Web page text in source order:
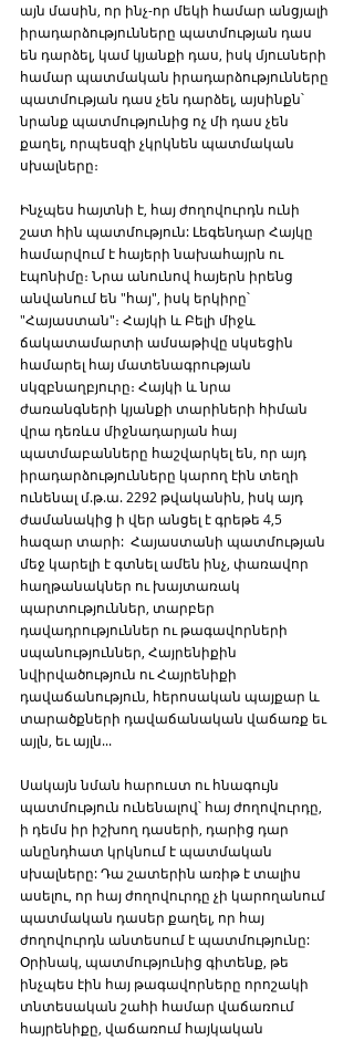
այն մասին, որ ինչ-որ մեկի համար անցյալի
իրադարձությունները պատմության դաս
են դարձել, կամ կյանքի դաս, իսկ մյուսների
համար պատմական իրադարձությունները
պատմության դաս չեն դարձել, այսինքն՝
նրանք պատմությունից ոչ մի դաս չեն
քաղել, որպեսզի չկրկնեն պատմական
սխալները։
Ինչպես հայտնի է, հայ ժողովուրդն ունի
շատ հին պատմություն: Լեգենդար Հայկը
համարվում է հայերի նախահայրն ու
էպոնիմը։ Նրա անունով հայերն իրենց
անվանում են "հայ", իսկ երկիրը՝
"Հայաստան"։ Հայկի և Բելի միջև
ճակատամարտի ամսաթիվը սկսեցին
համարել հայ մատենագրության
սկզբնաղբյուրը։ Հայկի և նրա
ժառանգների կյանքի տարիների հիման
վրա դեռևս միջնադարյան հայ
պատմաբանները հաշվարկել են, որ այդ
իրադարձությունները կարող էին տեղի
ունենալ մ.թ.ա. 2292 թվականին, իսկ այդ
ժամանակից ի վեր անցել է գրեթե 4,5
հազար տարի:  Հայաստանի պատմության
մեջ կարելի է գտնել ամեն ինչ, փառավոր
հաղթանակներ ու խայտառակ
պարտություններ, տարբեր
դավադրություններ ու թագավորների
սպանություններ, Հայրենիքին
նվիրվածություն ու Հայրենիքի
դավաճանություն, հերոսական պայքար և
տարածքների դավաճանական վաճառք եւ
այլն, եւ այլն...
Սակայն նման հարուստ ու հնագույն
պատմություն ունենալով՝ հայ ժողովուրդը,
ի դեմս իր իշխող դասերի, դարից դար
անընդհատ կրկնում է պատմական
սխալները: Դա շատերին առիթ է տալիս
ասելու, որ հայ ժողովուրդը չի կարողանում
պատմական դասեր քաղել, որ հայ
ժողովուրդն անտեսում է պատմությունը:
Օրինակ, պատմությունից գիտենք, թե
ինչպես էին հայ թագավորները որոշակի
տնտեսական շահի համար վաճառում
հայրենիքը, վաճառում հայկական